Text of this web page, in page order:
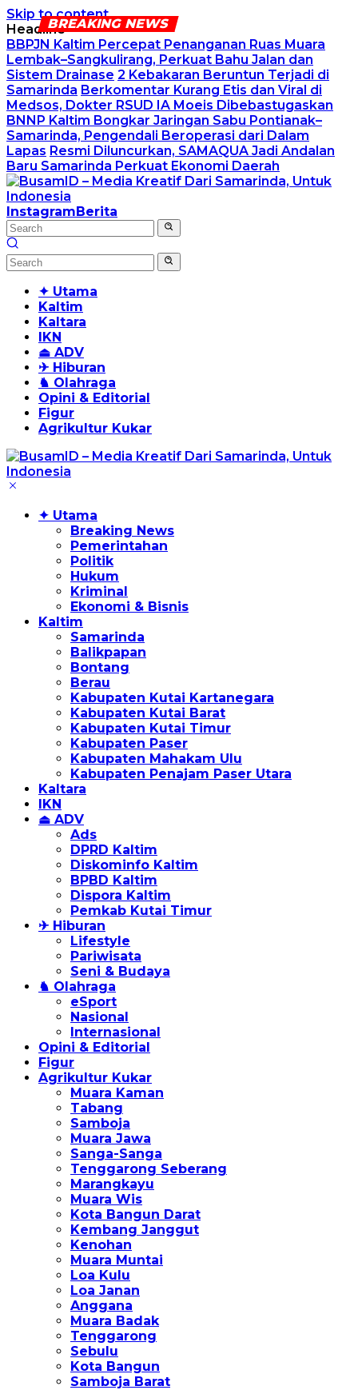
Skip to content
Headline
BBPJN Kaltim Percepat Penanganan Ruas Muara
Lembak–Sangkulirang, Perkuat Bahu Jalan dan
Sistem Drainase 2 Kebakaran Beruntun Terjadi di
Samarinda Berkomentar Kurang Etis dan Viral di
Medsos, Dokter RSUD IA Moeis Dibebastugaskan
BNNP Kaltim Bongkar Jaringan Sabu Pontianak–
Samarinda, Pengendali Beroperasi dari Dalam
Lapas Resmi Diluncurkan, SAMAQUA Jadi Andalan
Baru Samarinda Perkuat Ekonomi Daerah
InstagramBerita
✦ Utama
Kaltim
Kaltara
IKN
⏏ ADV
✈ Hiburan
♞ Olahraga
Opini & Editorial
Figur
Agrikultur Kukar
✦ Utama
Breaking News
Pemerintahan
Politik
Hukum
Kriminal
Ekonomi & Bisnis
Kaltim
Samarinda
Balikpapan
Bontang
Berau
Kabupaten Kutai Kartanegara
Kabupaten Kutai Barat
Kabupaten Kutai Timur
Kabupaten Paser
Kabupaten Mahakam Ulu
Kabupaten Penajam Paser Utara
Kaltara
IKN
⏏ ADV
Ads
DPRD Kaltim
Diskominfo Kaltim
BPBD Kaltim
Dispora Kaltim
Pemkab Kutai Timur
✈ Hiburan
Lifestyle
Pariwisata
Seni & Budaya
♞ Olahraga
eSport
Nasional
Internasional
Opini & Editorial
Figur
Agrikultur Kukar
Muara Kaman
Tabang
Samboja
Muara Jawa
Sanga-Sanga
Tenggarong Seberang
Marangkayu
Muara Wis
Kota Bangun Darat
Kembang Janggut
Kenohan
Muara Muntai
Loa Kulu
Loa Janan
Anggana
Muara Badak
Tenggarong
Sebulu
Kota Bangun
Samboja Barat